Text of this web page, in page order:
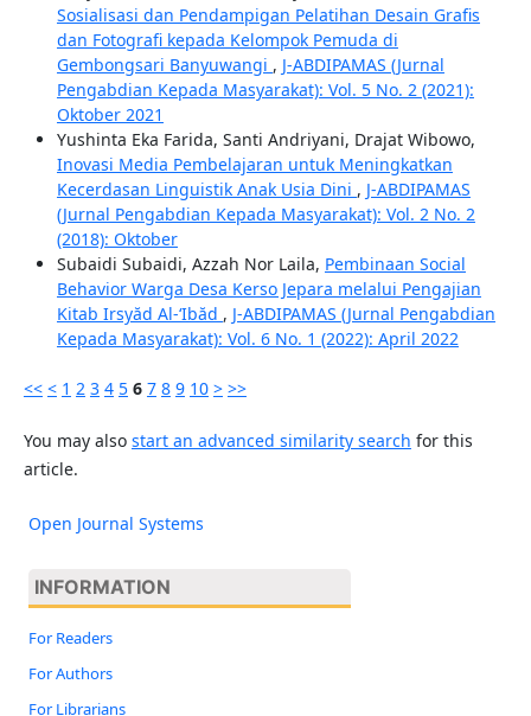
Sosialisasi dan Pendampigan Pelatihan Desain Grafis
dan Fotografi kepada Kelompok Pemuda di
Gembongsari Banyuwangi , J-ABDIPAMAS (Jurnal
Pengabdian Kepada Masyarakat): Vol. 5 No. 2 (2021):
Oktober 2021
Yushinta Eka Farida, Santi Andriyani, Drajat Wibowo,
Inovasi Media Pembelajaran untuk Meningkatkan
Kecerdasan Linguistik Anak Usia Dini , J-ABDIPAMAS
(Jurnal Pengabdian Kepada Masyarakat): Vol. 2 No. 2
(2018): Oktober
Subaidi Subaidi, Azzah Nor Laila, Pembinaan Social
Behavior Warga Desa Kerso Jepara melalui Pengajian
Kitab Irsyăd Al-‘Ibăd , J-ABDIPAMAS (Jurnal Pengabdian
Kepada Masyarakat): Vol. 6 No. 1 (2022): April 2022
<< < 1 2 3 4 5 6 7 8 9 10 > >>
You may also start an advanced similarity search for this
article.
Open Journal Systems
INFORMATION
For Readers
For Authors
For Librarians